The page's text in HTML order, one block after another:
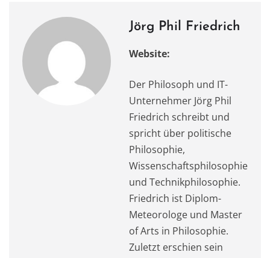
k Jörg Phil Friedrich
Website:
Der Philosoph und IT-
Unternehmer Jörg Phil
Friedrich schreibt und
spricht über politische
Philosophie,
Wissenschaftsphilosophie
und Technikphilosophie.
Friedrich ist Diplom-
Meteorologe und Master
of Arts in Philosophie.
Zuletzt erschien sein